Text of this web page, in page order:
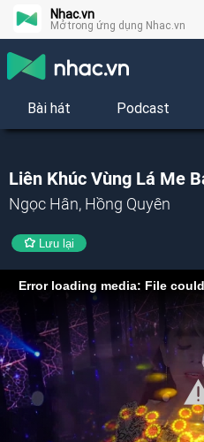
Nhac.vn
Mở trong ứng dụng Nhac.vn
Bài hát Podcast
Liên Khúc Vùng Lá Me
Ngọc Hân, Hồng Quyên
Lưu lại
Error loading media: File